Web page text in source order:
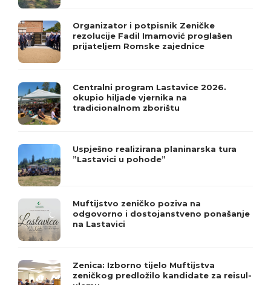
Organizator i potpisnik Zeničke
rezolucije Fadil Imamović proglašen
prijateljem Romske zajednice
Centralni program Lastavice 2026.
okupio hiljade vjernika na
tradicionalnom zborištu
Uspješno realizirana planinarska tura
”Lastavici u pohode”
Muftijstvo zeničko poziva na
odgovorno i dostojanstveno ponašanje
na Lastavici
Zenica: Izborno tijelo Muftijstva
zeničkog predložilo kandidate za reisul-